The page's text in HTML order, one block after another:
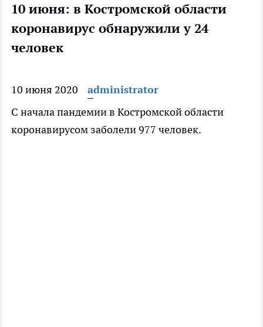
10 июня: в Костромской области
коронавирус обнаружили у 24
человек
10 июня 2020
administrator
С начала пандемии в Костромской области
коронавирусом заболели 977 человек.